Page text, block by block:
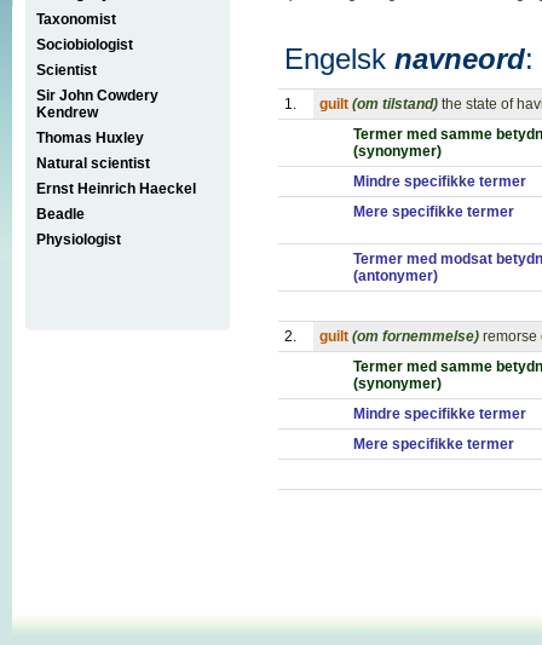
Taxonomist
Sociobiologist
Scientist
Sir John Cowdery
Kendrew
Thomas Huxley
Natural scientist
Ernst Heinrich Haeckel
Beadle
Physiologist
Engelsk navneord:
1. guilt (om tilstand) the state of
Termer med samme
(synonymer)
Mindre specifikke termer
Mere specifikke termer
Termer med modsat
(antonymer)
2. guilt (om fornemmelse) remorse
Termer med samme
(synonymer)
Mindre specifikke termer
Mere specifikke termer